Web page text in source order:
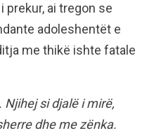
prekur, ai tregon se
adoleshentët e
me thikë ishte fatale
si djalë i mirë,
dhe me zënka.